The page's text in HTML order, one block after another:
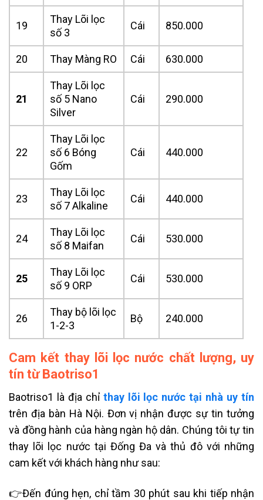
19
Thay Lõi lọc
số 3
Cái 850.000
20 Thay Màng RO Cái 630.000
21
Thay Lõi lọc
số 5 Nano
Silver
Cái 290.000
22
Thay Lõi lọc
số 6 Bóng
Gốm
Cái 440.000
23
Thay Lõi lọc
số 7 Alkaline
Cái 440.000
24
Thay Lõi lọc
số 8 Maifan
Cái 530.000
25
Thay Lõi lọc
số 9 ORP
Cái 530.000
26
Thay bộ lõi lọc
1-2-3
Bộ 240.000
Cam kết thay lõi lọc nước chất lượng, uy
tín từ Baotriso1
Baotriso1 là địa chỉ thay lõi lọc nước tại nhà uy tín
trên địa bàn Hà Nội. Đơn vị nhận được sự tin tưởng
và đồng hành của hàng ngàn hộ dân. Chúng tôi tự tin
thay lõi lọc nước tại Đống Đa và thủ đô với những
cam kết với khách hàng như sau:
👉Đến đúng hẹn, chỉ tầm 30 phút sau khi tiếp nhận